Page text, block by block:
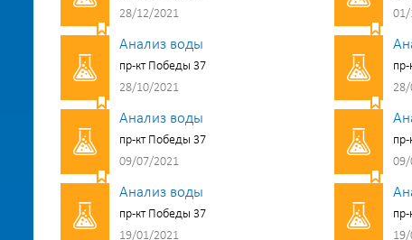
28/12/2021
01/
Анализ воды
пр-кт Победы 37
28/10/2021
Анализ воды
пр-кт Победы 37
09/07/2021
09/
Анализ воды
пр-кт Победы 37
19/01/2021